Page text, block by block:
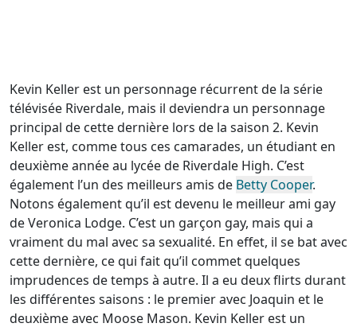
Kevin Keller est un personnage récurrent de la série
télévisée Riverdale, mais il deviendra un personnage
principal de cette dernière lors de la saison 2. Kevin
Keller est, comme tous ces camarades, un étudiant en
deuxième année au lycée de Riverdale High. C’est
également l’un des meilleurs amis de Betty Cooper.
Notons également qu’il est devenu le meilleur ami gay
de Veronica Lodge. C’est un garçon gay, mais qui a
vraiment du mal avec sa sexualité. En effet, il se bat avec
cette dernière, ce qui fait qu’il commet quelques
imprudences de temps à autre. Il a eu deux flirts durant
les différentes saisons : le premier avec Joaquin et le
deuxième avec Moose Mason. Kevin Keller est un